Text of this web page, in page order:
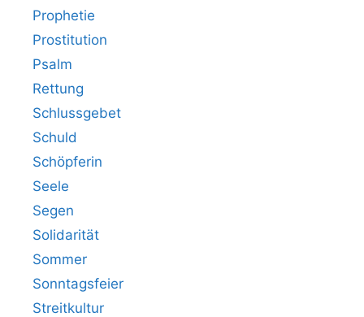
Prophetie
Prostitution
Psalm
Rettung
Schlussgebet
Schuld
Schöpferin
Seele
Segen
Solidarität
Sommer
Sonntagsfeier
Streitkultur